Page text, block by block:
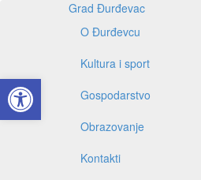
Open toolbar
Grad Đurđevac
O Đurđevcu
Kultura i sport
Gospodarstvo
Obrazovanje
Kontakti